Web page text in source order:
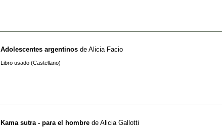
Adolescentes argentinos de Alicia Facio
Libro usado (Castellano)
Kama sutra - para el hombre de Alicia Gallotti